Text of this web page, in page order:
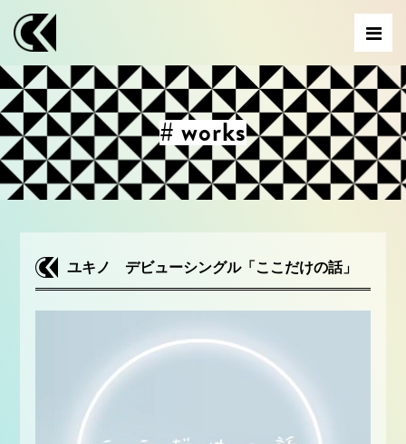
# works
ユキノ デビューシングル「ここだけの話」